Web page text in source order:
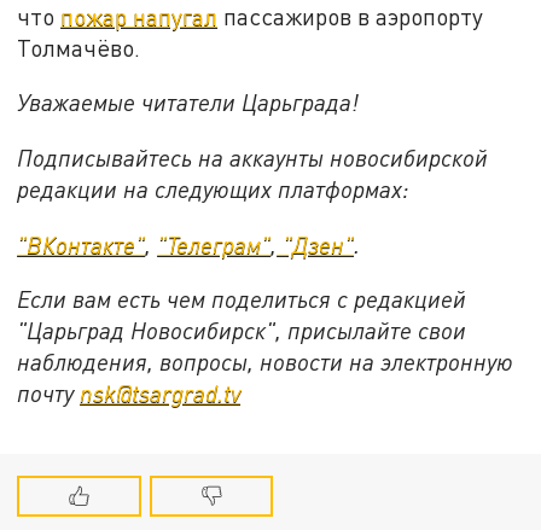
что пожар напугал пассажиров в аэропорту
Толмачёво.
Уважаемые читатели Царьграда!
Подписывайтесь на аккаунты новосибирской
редакции на следующих платформах:
"ВКонтакте", "Телеграм", "Дзен".
Если вам есть чем поделиться с редакцией
"Царьград Новосибирск", присылайте свои
наблюдения, вопросы, новости на электронную
почту nsk@tsargrad.tv